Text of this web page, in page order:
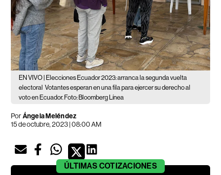
EN VIVO | Elecciones Ecuador 2023: arranca la segunda vuelta
electoral Votantes esperan en una fila para ejercer su derecho al
voto en Ecuador. Foto: Bloomberg Línea
PorÁngela Meléndez
15 de octubre, 2023 | 08:00 AM
ÚLTIMAS COTIZACIONES